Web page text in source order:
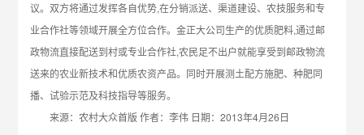
议。双方将通过发挥各自优势,在分销派送、渠道建设、农技服务和专
业合作社等领域开展全方位合作。金正大公司生产的优质肥料,通过邮
政物流直接配送到村或专业合作社,农民足不出户就能享受到邮政物流
送来的农业新技术和优质农资产品。同时开展测土配方施肥、种肥同
播、试验示范及科技指导等服务。
来源：农村大众首版 作者：李伟 日期：2013年4月26日